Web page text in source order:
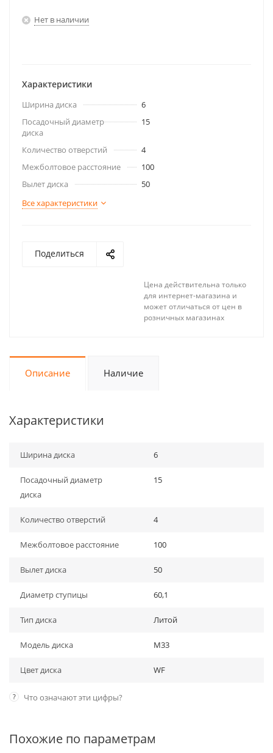
Нет в наличии
Характеристики
Ширина диска
6
Посадочный диаметр
диска
15
Количество отверстий
4
Межболтовое расстояние
100
Вылет диска
50
Все характеристики
Поделиться
Цена действительна только
для интернет-магазина и
может отличаться от цен в
розничных магазинах
Описание Наличие
Характеристики
Ширина диска 6
Посадочный диаметр
диска
15
Количество отверстий 4
Межболтовое расстояние 100
Вылет диска 50
Диаметр ступицы 60,1
Тип диска Литой
Модель диска M33
Цвет диска WF
? Что означают эти цифры?
Похожие по параметрам